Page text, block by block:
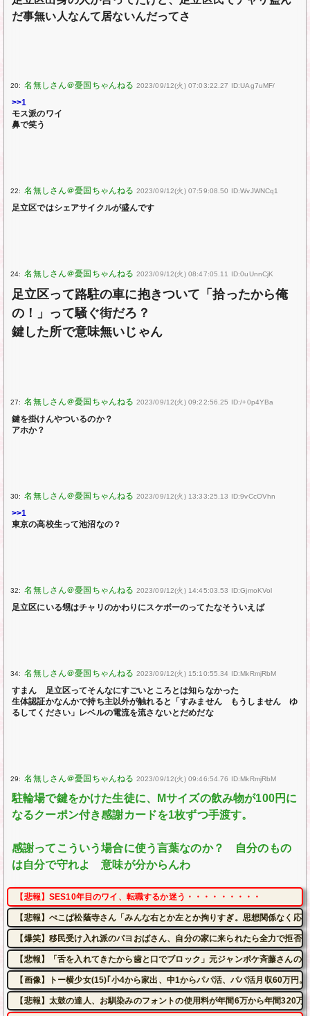
だ事無い人なんて居ないんだってさ
20: 2023/09/12(火) 07:03:22.27 ID:UAg7uMF/
>>1
モス派のワイ
鼻で笑う
22: 2023/09/12(火) 07:59:08.50 ID:WvJWNCq1
足立区ではシェアサイクルが盛んです
24: 2023/09/12(火) 08:47:05.11 ID:0uUnnCjK
足立区って路駐の車に抱きついて「拾ったから俺
の！」って騒ぐ街だろ？
鍵した所で意味無いじゃん
27: 2023/09/12(火) 09:22:56.25 ID:/+0p4YBa
鍵を掛けんやついるのか？
アホか？
30: 2023/09/12(火) 13:33:25.13 ID:9vCcOVhn
>>1
東京の高校生って池沼なの？
32: 2023/09/12(火) 14:45:03.53 ID:GjmoKVol
足立区にいる甥はチャリのかわりにスケボーのってたなそういえば
34: 2023/09/12(火) 15:10:55.34 ID:MkRmjRbM
すまん 足立区ってそんなにすごいところとは知らなかった
生体認証かなんかで持ち主以外が触れると「すみません もうしません ゆ
るしてください」レベルの電流を流さないとだめだな
29: 2023/09/12(火) 09:46:54.76 ID:MkRmjRbM
駐輪場で鍵をかけた生徒に、Mサイズの飲み物が100円に
なるクーポン付き感謝カードを1枚ずつ手渡す。
感謝ってこういう場合に使う言葉なのか？ 自分のもの
は自分で守れよ 意味が分からんわ
【悲報】SES10年目のワイ、転職するか迷う・・・・・・・・・
【悲報】ぺこぱ松蔭寺さん「みんな右とか左とか拘りすぎ。思想関係なく応
【爆笑】移民受け入れ派のパヨおばさん、自分の家に来られたら全力で拒否
【悲報】「舌を入れてきたから歯と口でブロック」元ジャンポケ斉藤さんの
【画像】トー横少女(15)｢小4から家出、中1からパパ活、パパ活月収60万円。
【悲報】太鼓の達人、お馴染みのフォントの使用料が年間6万から年間320万